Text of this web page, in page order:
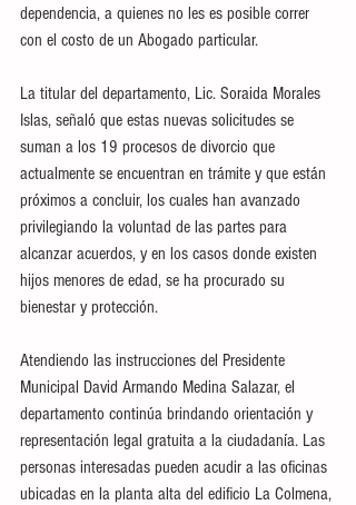
dependencia, a quienes no les es posible correr
con el costo de un Abogado particular.
La titular del departamento, Lic. Soraida Morales
Islas, señaló que estas nuevas solicitudes se
suman a los 19 procesos de divorcio que
actualmente se encuentran en trámite y que están
próximos a concluir, los cuales han avanzado
privilegiando la voluntad de las partes para
alcanzar acuerdos, y en los casos donde existen
hijos menores de edad, se ha procurado su
bienestar y protección.
Atendiendo las instrucciones del Presidente
Municipal David Armando Medina Salazar, el
departamento continúa brindando orientación y
representación legal gratuita a la ciudadanía. Las
personas interesadas pueden acudir a las oficinas
ubicadas en la planta alta del edificio La Colmena,